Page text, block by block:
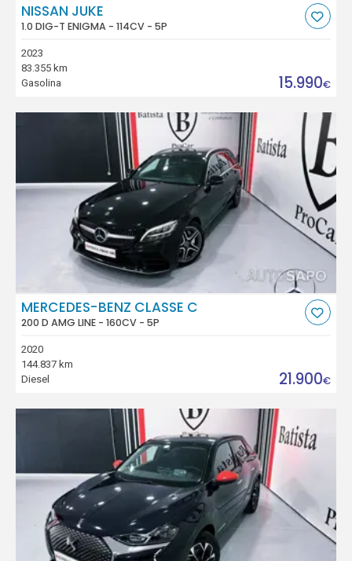
NISSAN JUKE
1.0 DIG-T ENIGMA - 114CV - 5P
2023
83.355 km
Gasolina
15.990€
MERCEDES-BENZ CLASSE C
200 D AMG LINE - 160CV - 5P
2020
144.837 km
Diesel
21.900€